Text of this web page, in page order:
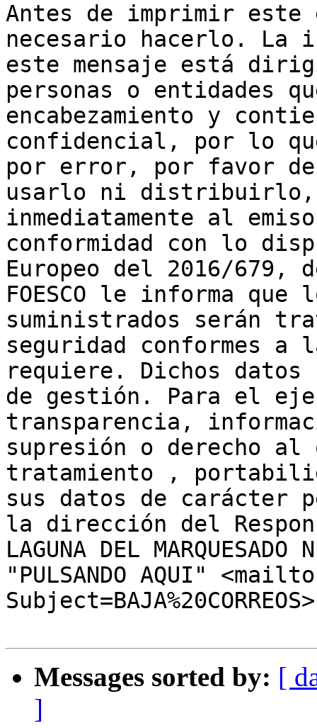
Antes de imprimir
necesario hacerlo. La
este mensaje está
personas o entidades
encabezamiento y
confidencial, por lo
por error, por favor
usarlo ni distribuirlo,
inmediatamente al
conformidad con lo
Europeo del 2016/
FOESCO le informa
suministrados serán
seguridad conformes a
requiere. Dichos datos
de gestión. Para el
transparencia,
supresión o derecho
tratamiento ,
sus datos de carácter
la dirección del
LAGUNA DEL
"PULSANDO AQUI"
Messages sorted by: [
]